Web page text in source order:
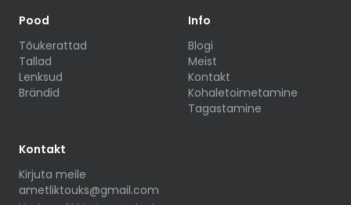
Pood
Tõukerattad
Tallad
Lenksud
Brändid
Info
Blogi
Meist
Kontakt
Kohaletoimetamine
Tagastamine
Kontakt
Kirjuta meile
ametliktouks@gmail.com